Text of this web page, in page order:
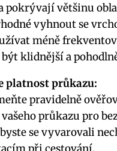
pokrývají většinu
vyhnout se
méně
klidnější a
platnost průkazu:
pravidelně
průkazu pro
se vyvarovali